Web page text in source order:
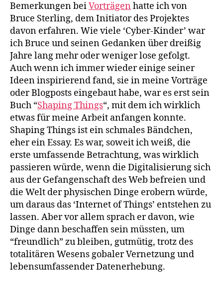
Bemerkungen beiVorträgen hatte ich von
Bruce Sterling, dem Initiator des Projektes
davon erfahren. Wie viele ‘Cyber-Kinder’ war
ich Bruce und seinen Gedanken über dreißig
Jahre lang mehr oder weniger lose gefolgt.
Auch wenn ich immer wieder einige seiner
Ideen inspirierend fand, sie in meine Vorträge
oder Blogposts eingebaut habe, war es erst sein
Buch “Shaping Things“, mit dem ich wirklich
etwas für meine Arbeit anfangen konnte.
Shaping Things ist ein schmales Bändchen,
eher ein Essay. Es war, soweit ich weiß, die
erste umfassende Betrachtung, was wirklich
passieren würde, wenn die Digitalisierung sich
aus der Gefangenschaft des Web befreien und
die Welt der physischen Dinge erobern würde,
um daraus das ‘Internet of Things’ entstehen zu
lassen. Aber vor allem sprach er davon, wie
Dinge dann beschaffen sein müssten, um
“freundlich” zu bleiben, gutmütig, trotz des
totalitären Wesens gobaler Vernetzung und
lebensumfassender Datenerhebung.